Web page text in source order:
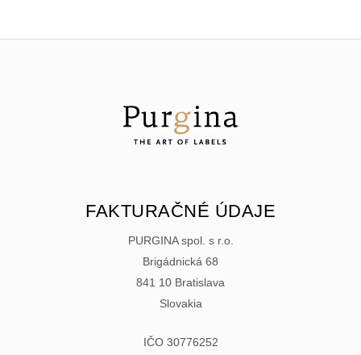
FAKTURAČNÉ ÚDAJE
PURGINA spol. s r.o.
Brigádnická 68
841 10 Bratislava
Slovakia
IČO 30776252